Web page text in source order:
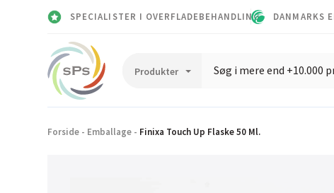
SPECIALISTER I OVERFLADEBEHANDLING DANMARKS
Forside - Emballage - Finixa Touch Up Flaske 50 Ml.